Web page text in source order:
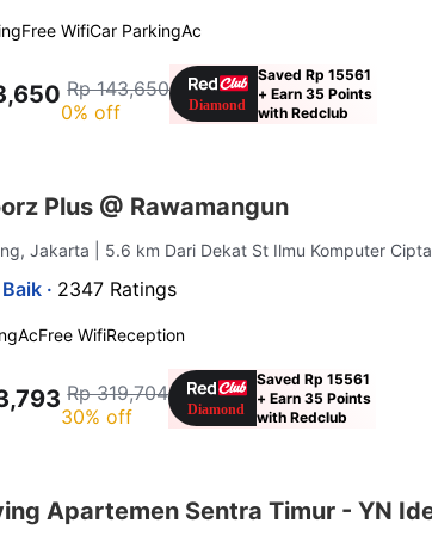
Free WifiCar ParkingAc
Rp 143,650
0% off
Saved Rp 15561
+ Earn 35 Points
with Redclub
Plus @ Rawamangun
Jakarta | 5.6 km Dari Dekat St Ilmu Komputer
Baik · 2347 Ratings
AcFree WifiReception
Rp 319,704
30% off
Saved Rp 15561
+ Earn 35 Points
with Redclub
Apartemen Sentra Timur - YN